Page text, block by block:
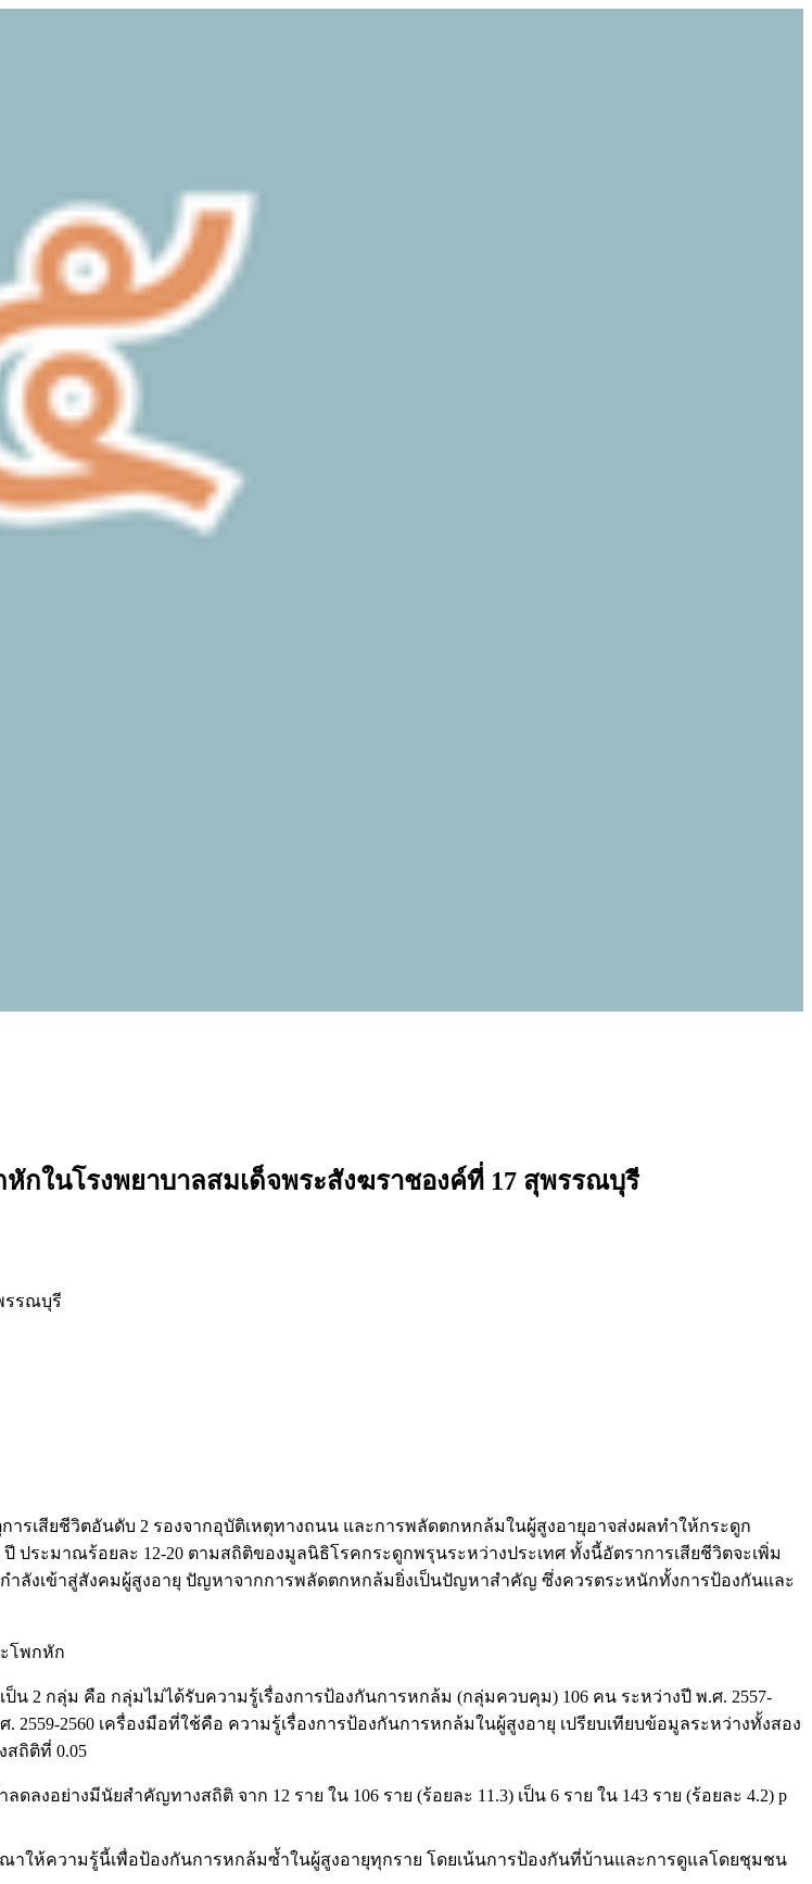
กในโรงพยาบาลสมเด็จพระสังฆราชองค์ที่ 17 สุพรรณบุรี
รรณบุรี
สียชีวิตอันดับ 2 รองจากอุบัติเหตุทางถนน และการพลัดตกหกล้มในผู้สูงอายุอาจส่งผลทำให้กระดูก
ระมาณร้อยละ 12-20 ตามสถิติของมูลนิธิโรคกระดูกพรุนระหว่างประเทศ ทั้งนี้อัตราการเสียชีวิตจะเพิ่ม
ำลังเข้าสู่สังคมผู้สูงอายุ ปัญหาจากการพลัดตกหกล้มยิ่งเป็นปัญหาสำคัญ ซึ่งควรตระหนักทั้งการป้องกันและ
โพกหัก
ป็น 2 กลุ่ม คือ กลุ่มไม่ได้รับความรู้เรื่องการป้องกันการหกล้ม (กลุ่มควบคุม) 106 คน ระหว่างปี พ.ศ. 2557-
2560 เครื่องมือที่ใช้คือ ความรู้เรื่องการป้องกันการหกล้มในผู้สูงอายุ เปรียบเทียบข้อมูลระหว่างทั้งสอง
สถิติที่ 0.05
งอย่างมีนัยสำคัญทางสถิติ จาก 12 ราย ใน 106 ราย (ร้อยละ 11.3) เป็น 6 ราย ใน 143 ราย (ร้อยละ 4.2) p
ให้ความรู้นี้เพื่อป้องกันการหกล้มซ้ำในผู้สูงอายุทุกราย โดยเน้นการป้องกันที่บ้านและการดูแลโดยชุมชน